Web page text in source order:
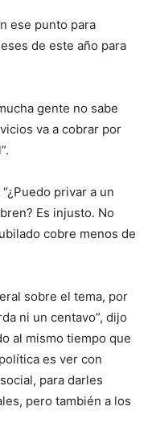
ese punto para
de este año para
gente no sabe
va a cobrar por
privar a un
Es injusto. No
cobre menos de
sobre el tema, por
ni un centavo”, dijo
al mismo tiempo que
es ver con
para darles
pero también a los